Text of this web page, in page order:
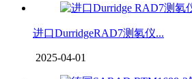
进口DurridgeRAD7测氡仪...
2025-04-01